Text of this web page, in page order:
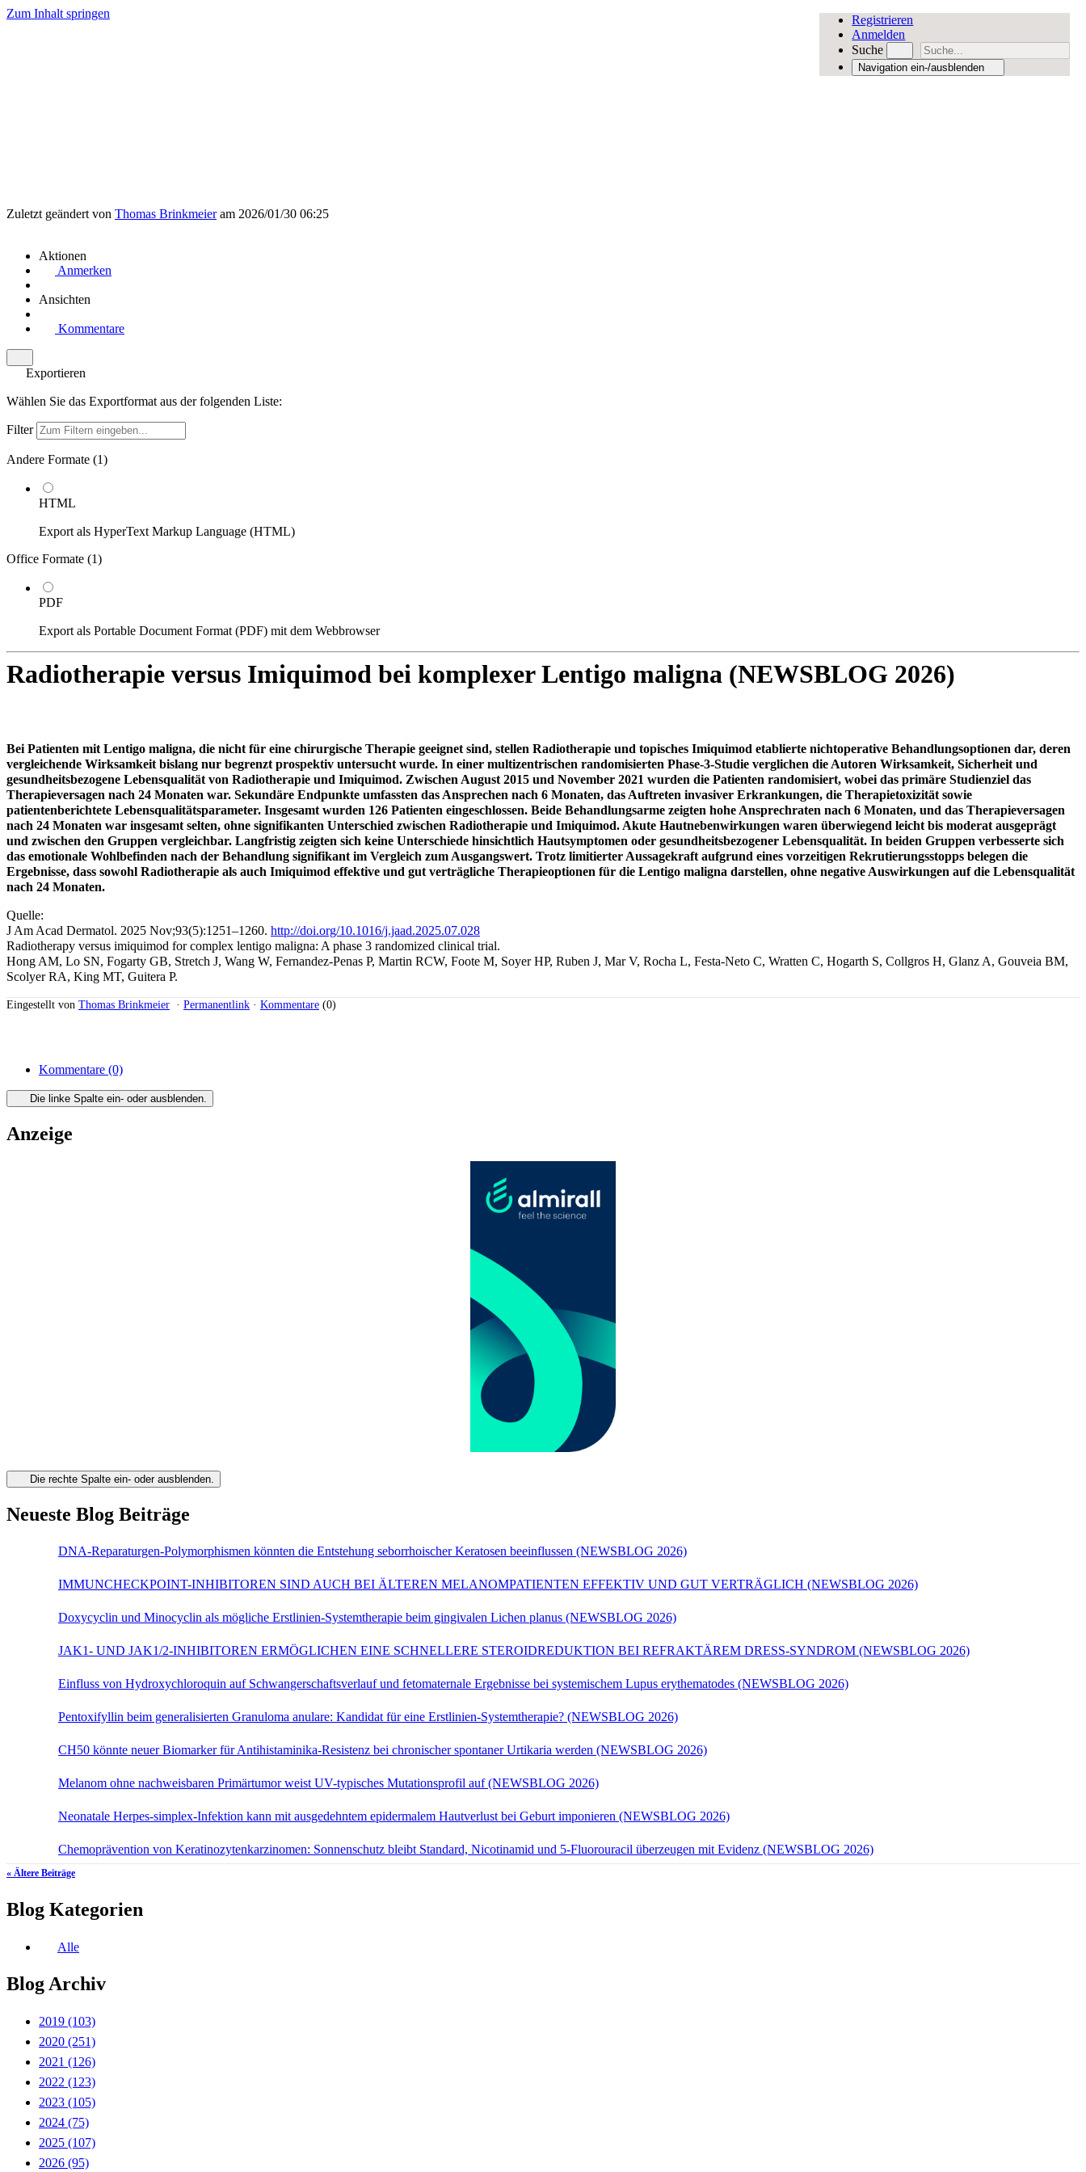
Zum Inhalt springen
Registrieren
Anmelden
Suche
Navigation ein-/ausblenden
Zuletzt geändert von Thomas Brinkmeieram 2026/01/30 06:25
Aktionen
Anmerken
Ansichten
Kommentare
Exportieren
Wählen Sie das Exportformat aus der folgenden Liste:
Filter
Andere Formate (1)
HTML
Export als HyperText Markup Language (HTML)
Office Formate (1)
PDF
Export als Portable Document Format (PDF) mit dem Webbrowser
Radiotherapie versus Imiquimod bei komplexer Lentigo maligna (NEWSBLOG 2026)
Bei Patienten mit Lentigo maligna, die nicht für eine chirurgische Therapie geeignet sind, stellen Radiotherapie und topisches Imiquimod etablierte nichtoperative Behandlungsoptionen dar, deren
vergleichende Wirksamkeit bislang nur begrenzt prospektiv untersucht wurde. In einer multizentrischen randomisierten Phase-3-Studie verglichen die Autoren Wirksamkeit, Sicherheit und
gesundheitsbezogene Lebensqualität von Radiotherapie und Imiquimod. Zwischen August 2015 und November 2021 wurden die Patienten randomisiert, wobei das primäre Studienziel das
Therapieversagen nach 24 Monaten war. Sekundäre Endpunkte umfassten das Ansprechen nach 6 Monaten, das Auftreten invasiver Erkrankungen, die Therapietoxizität sowie
patientenberichtete Lebensqualitätsparameter. Insgesamt wurden 126 Patienten eingeschlossen. Beide Behandlungsarme zeigten hohe Ansprechraten nach 6 Monaten, und das Therapieversagen
nach 24 Monaten war insgesamt selten, ohne signifikanten Unterschied zwischen Radiotherapie und Imiquimod. Akute Hautnebenwirkungen waren überwiegend leicht bis moderat ausgeprägt
und zwischen den Gruppen vergleichbar. Langfristig zeigten sich keine Unterschiede hinsichtlich Hautsymptomen oder gesundheitsbezogener Lebensqualität. In beiden Gruppen verbesserte sich
das emotionale Wohlbefinden nach der Behandlung signifikant im Vergleich zum Ausgangswert. Trotz limitierter Aussagekraft aufgrund eines vorzeitigen Rekrutierungsstopps belegen die
Ergebnisse, dass sowohl Radiotherapie als auch Imiquimod effektive und gut verträgliche Therapieoptionen für die Lentigo maligna darstellen, ohne negative Auswirkungen auf die Lebensqualität
nach 24 Monaten.
Quelle:
J Am Acad Dermatol. 2025 Nov;93(5):1251–1260. http://doi.org/10.1016/j.jaad.2025.07.028
Radiotherapy versus imiquimod for complex lentigo maligna: A phase 3 randomized clinical trial.
Hong AM, Lo SN, Fogarty GB, Stretch J, Wang W, Fernandez-Penas P, Martin RCW, Foote M, Soyer HP, Ruben J, Mar V, Rocha L, Festa-Neto C, Wratten C, Hogarth S, Collgros H, Glanz A, Gouveia BM,
Scolyer RA, King MT, Guitera P.
Eingestellt von Thomas Brinkmeier · Permanentlink · Kommentare (0)
Kommentare (0)
Die linke Spalte ein- oder ausblenden.
Anzeige
Die rechte Spalte ein- oder ausblenden.
Neueste Blog Beiträge
DNA-Reparaturgen-Polymorphismen könnten die Entstehung seborrhoischer Keratosen beeinflussen (NEWSBLOG 2026)
IMMUNCHECKPOINT-INHIBITOREN SIND AUCH BEI ÄLTEREN MELANOMPATIENTEN EFFEKTIV UND GUT VERTRÄGLICH (NEWSBLOG 2026)
Doxycyclin und Minocyclin als mögliche Erstlinien-Systemtherapie beim gingivalen Lichen planus (NEWSBLOG 2026)
JAK1- UND JAK1/2-INHIBITOREN ERMÖGLICHEN EINE SCHNELLERE STEROIDREDUKTION BEI REFRAKTÄREM DRESS-SYNDROM (NEWSBLOG 2026)
Einfluss von Hydroxychloroquin auf Schwangerschaftsverlauf und fetomaternale Ergebnisse bei systemischem Lupus erythematodes (NEWSBLOG 2026)
Pentoxifyllin beim generalisierten Granuloma anulare: Kandidat für eine Erstlinien-Systemtherapie? (NEWSBLOG 2026)
CH50 könnte neuer Biomarker für Antihistaminika-Resistenz bei chronischer spontaner Urtikaria werden (NEWSBLOG 2026)
Melanom ohne nachweisbaren Primärtumor weist UV-typisches Mutationsprofil auf (NEWSBLOG 2026)
Neonatale Herpes-simplex-Infektion kann mit ausgedehntem epidermalem Hautverlust bei Geburt imponieren (NEWSBLOG 2026)
Chemoprävention von Keratinozytenkarzinomen: Sonnenschutz bleibt Standard, Nicotinamid und 5-Fluorouracil überzeugen mit Evidenz (NEWSBLOG 2026)
« Ältere Beiträge
Blog Kategorien
Alle
Blog Archiv
2019 (103)
2020 (251)
2021 (126)
2022 (123)
2023 (105)
2024 (75)
2025 (107)
2026 (95)